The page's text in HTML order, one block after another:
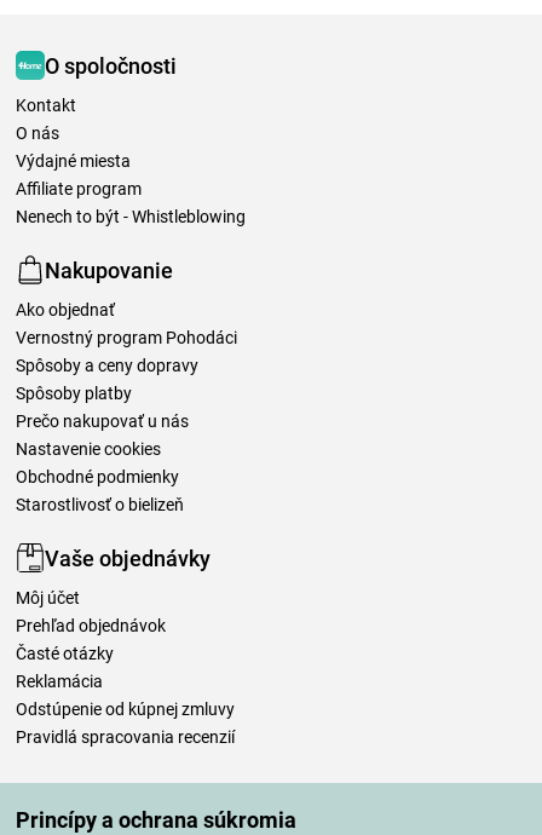
Princípy a ochrana súkromia
O spoločnosti
Kontakt
O nás
Výdajné miesta
Affiliate program
Nenech to být - Whistleblowing
Nakupovanie
Ako objednať
Vernostný program Pohodáci
Spôsoby a ceny dopravy
Spôsoby platby
Prečo nakupovať u nás
Nastavenie cookies
Obchodné podmienky
Starostlivosť o bielizeň
Vaše objednávky
Môj účet
Prehľad objednávok
Časté otázky
Reklamácia
Odstúpenie od kúpnej zmluvy
Pravidlá spracovania recenzií